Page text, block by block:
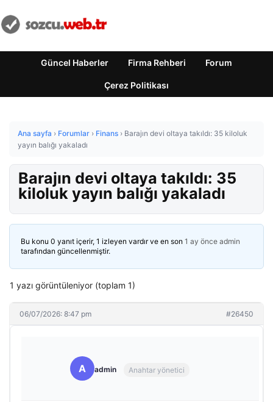
Güncel Haberler Firma Rehberi Forum
Çerez Politikası
Ana sayfa › Forumlar › Finans › Barajın devi oltaya takıldı: 35 kiloluk
yayın balığı yakaladı
Barajın devi oltaya takıldı: 35
kiloluk yayın balığı yakaladı
Bu konu 0 yanıt içerir, 1 izleyen vardır ve en son 1 ay önce admin
tarafından güncellenmiştir.
1 yazı görüntüleniyor (toplam 1)
06/07/2026: 8:47 pm #26450
A admin Anahtar yönetici